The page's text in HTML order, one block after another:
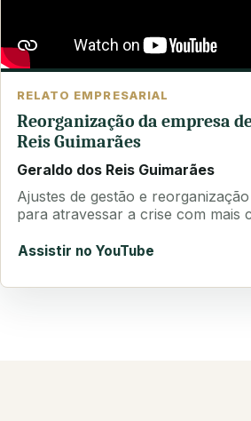
RELATO EMPRESARIAL
Reorganização da empresa
Reis Guimarães
Geraldo dos Reis Guimarães
Ajustes de gestão e
para atravessar a crise com mais
Assistir no YouTube